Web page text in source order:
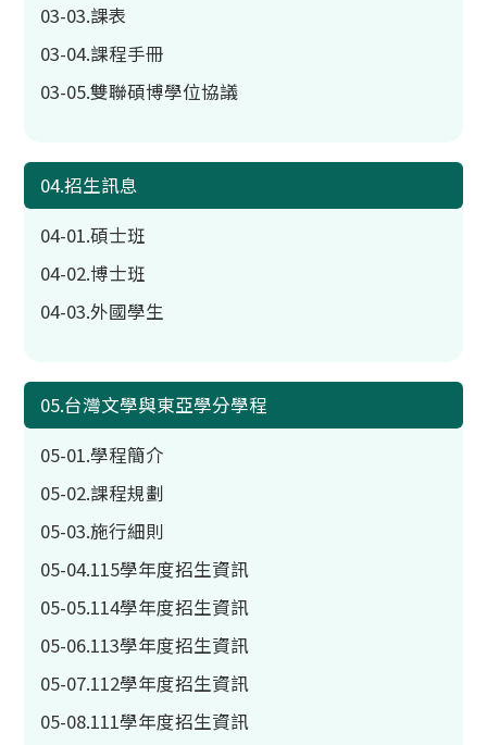
03-03.課表
03-04.課程手冊
03-05.雙聯碩博學位協議
04.招生訊息
04-01.碩士班
04-02.博士班
04-03.外國學生
05.台灣文學與東亞學分學程
05-01.學程簡介
05-02.課程規劃
05-03.施行細則
05-04.115學年度招生資訊
05-05.114學年度招生資訊
05-06.113學年度招生資訊
05-07.112學年度招生資訊
05-08.111學年度招生資訊